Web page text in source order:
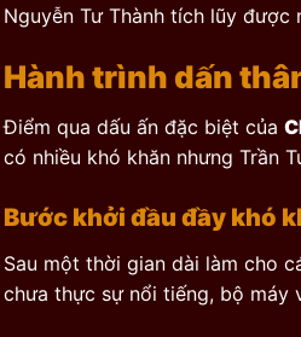
Nguyễn Tư Thành tích lũy
Hành trình dấn
Điểm qua dấu ấn đặc biệt của
có nhiều khó khăn nhưng Trần
Bước khởi đầu đầy khó
Sau một thời gian dài làm cho
chưa thực sự nổi tiếng, bộ máy